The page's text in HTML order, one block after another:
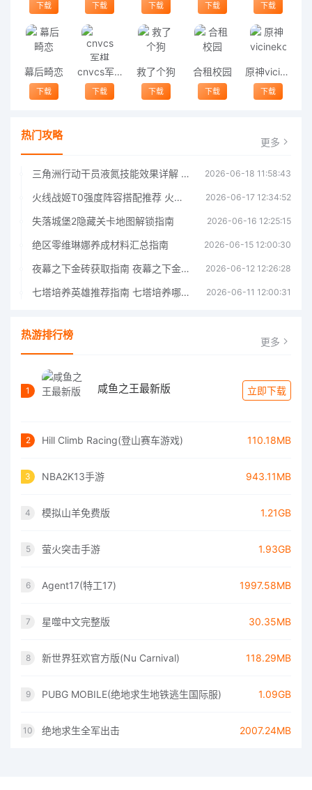
下载 下载 下载 下载 下载
幕后畸恋
下载
cnvcs军棋
下载
救了个狗
下载
合租校园
下载
原神vicineko
下载
热门攻略 更多
三角洲行动干员液氮技能效果详解 三角洲行动干员液氮技能介绍 2026-06-18 11:58:43
火线战姬T0强度阵容搭配推荐 火线战姬T0强度阵容哪个好 2026-06-17 12:34:52
失落城堡2隐藏关卡地图解锁指南 2026-06-16 12:25:15
绝区零维琳娜养成材料汇总指南 2026-06-15 12:00:30
夜幕之下金砖获取指南 夜幕之下金砖获取方法 2026-06-12 12:26:28
七塔培养英雄推荐指南 七塔培养哪个英雄好 2026-06-11 12:00:31
热游排行榜 更多
1 咸鱼之王最新版 立即下载
2 Hill Climb Racing(登山赛车游戏) 110.18MB
3 NBA2K13手游 943.11MB
4 模拟山羊免费版 1.21GB
5 萤火突击手游 1.93GB
6 Agent17(特工17) 1997.58MB
7 星噬中文完整版 30.35MB
8 新世界狂欢官方版(Nu Carnival) 118.29MB
9 PUBG MOBILE(绝地求生地铁逃生国际服) 1.09GB
10 绝地求生全军出击 2007.24MB